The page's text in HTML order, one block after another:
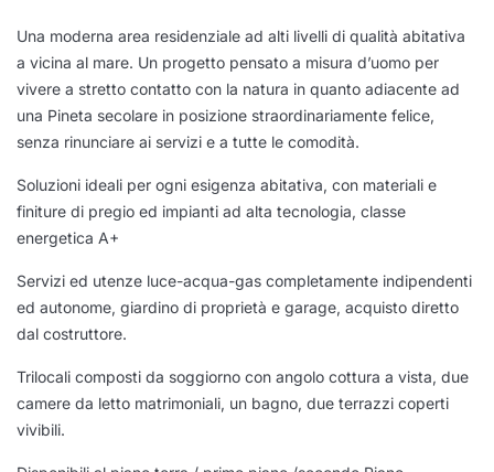
Una moderna area residenziale ad alti livelli di qualità abitativa
a vicina al mare. Un progetto pensato a misura d’uomo per
vivere a stretto contatto con la natura in quanto adiacente ad
una Pineta secolare in posizione straordinariamente felice,
senza rinunciare ai servizi e a tutte le comodità.
Soluzioni ideali per ogni esigenza abitativa, con materiali e
finiture di pregio ed impianti ad alta tecnologia, classe
energetica A+
Servizi ed utenze luce-acqua-gas completamente indipendenti
ed autonome, giardino di proprietà e garage, acquisto diretto
dal costruttore.
Trilocali composti da soggiorno con angolo cottura a vista, due
camere da letto matrimoniali, un bagno, due terrazzi coperti
vivibili.